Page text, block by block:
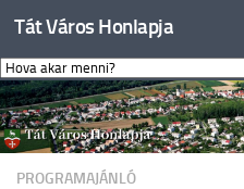
Skip to content
Tát Város Honlapja
PROGRAMAJÁNLÓ